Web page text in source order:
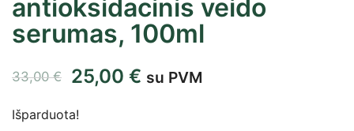
antioksidacinis veido
serumas, 100ml
33,00€ 25,00 € su PVM
Išparduota!